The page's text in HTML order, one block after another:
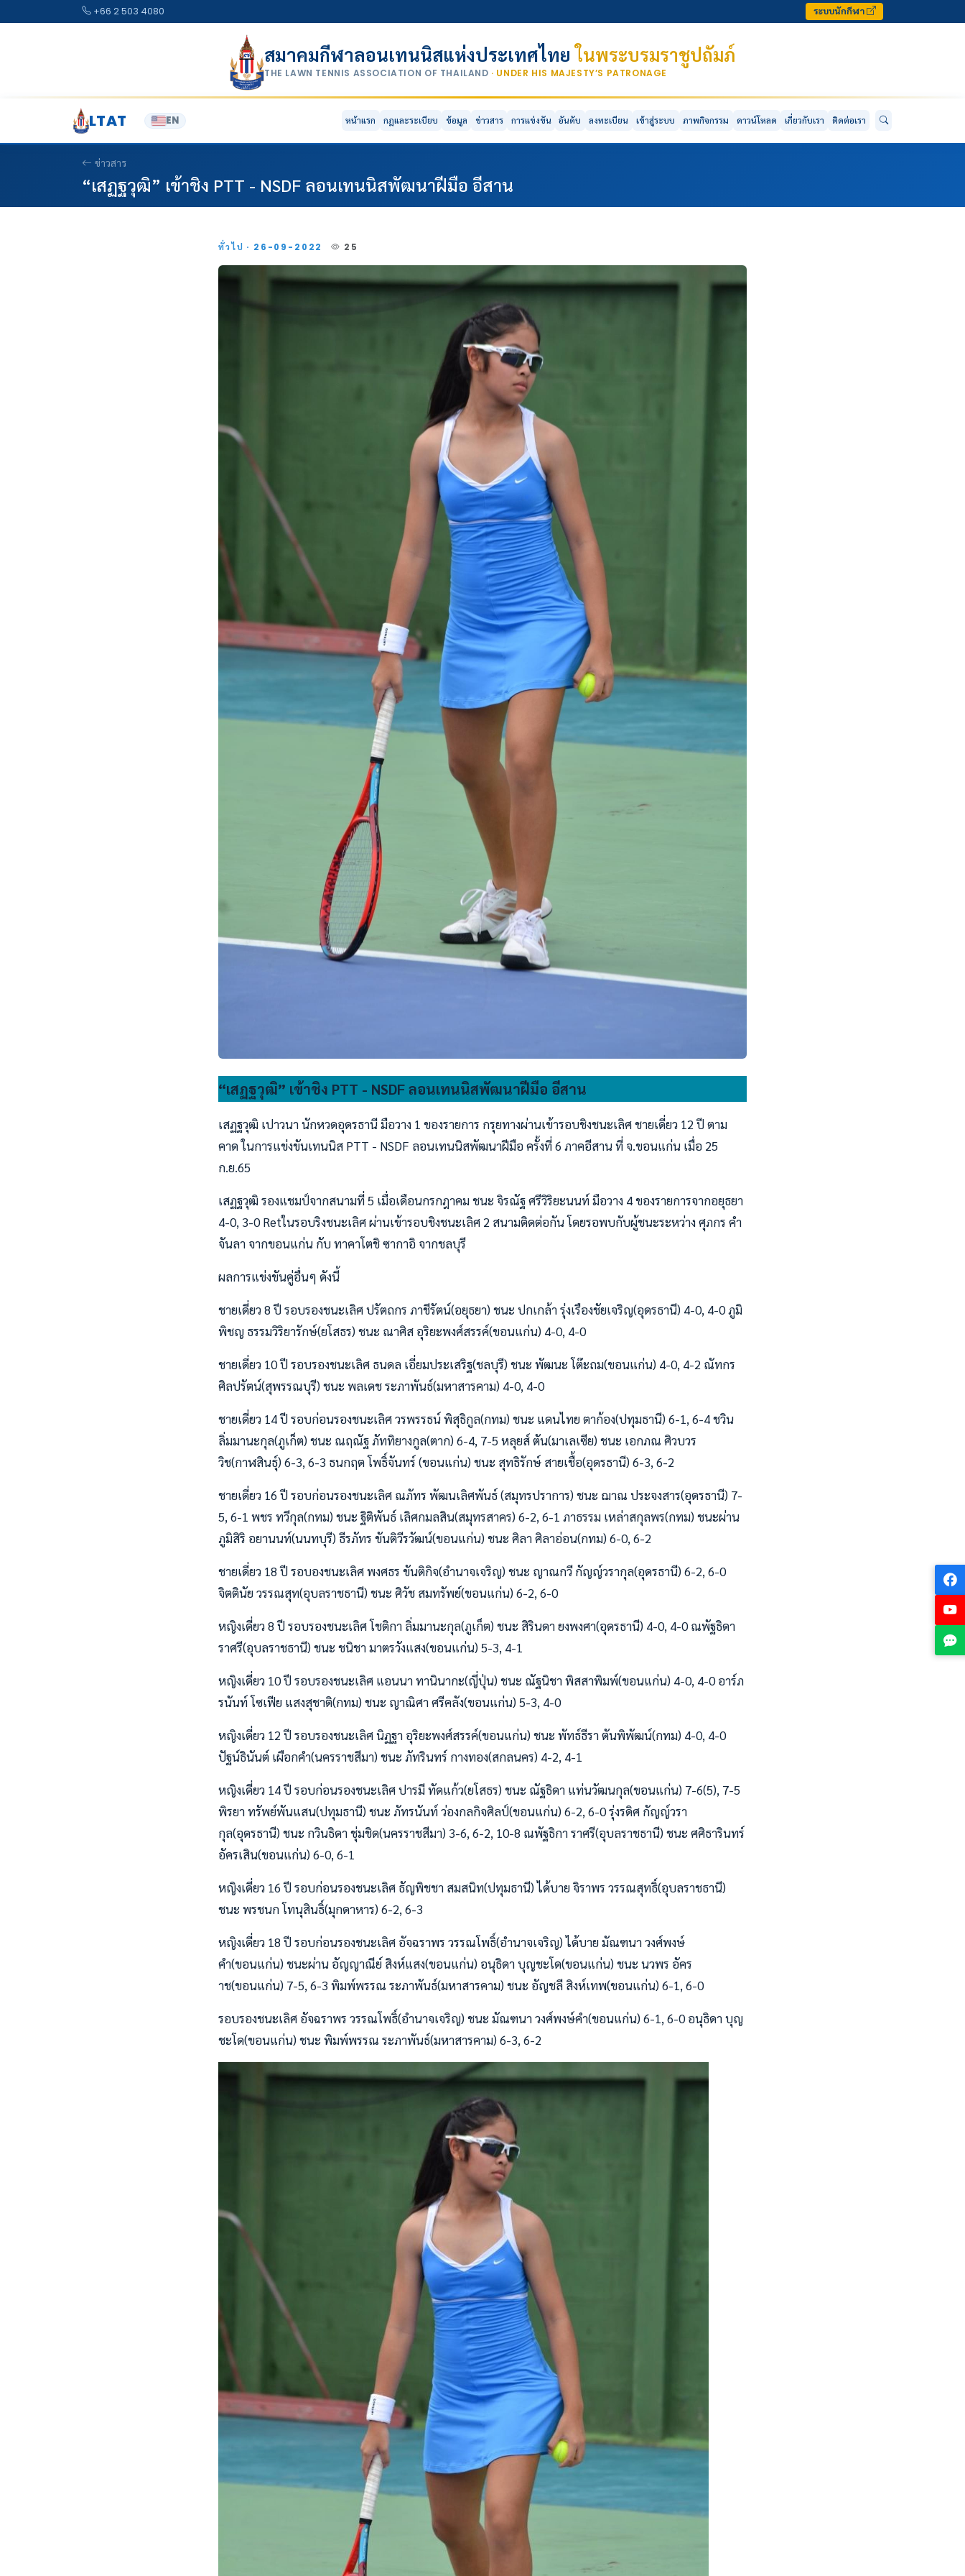
+66 2 503 4080 ระบบนักกีฬา
สมาคมกีฬาลอนเทนนิสแห่งประเทศไทยในพระบรมราชูปถัมภ์
THE LAWN TENNIS ASSOCIATION OF THAILAND · UNDER HIS MAJESTY’S PATRONAGE
LTAT EN หน้าแรก กฎและระเบียบ ข้อมูล ข่าวสาร การแข่งขัน อันดับ ลงทะเบียน เข้าสู่ระบบ ภาพกิจกรรม ดาวน์โหลด เกี่ยวกับเรา ติดต่อเรา
ข่าวสาร
“เสฏฐวุฒิ” เข้าชิง PTT - NSDF ลอนเทนนิสพัฒนาฝีมือ อีสาน
ทั่วไป · 26-09-2022 25
“เสฏฐวุฒิ” เข้าชิง PTT - NSDF ลอนเทนนิสพัฒนาฝีมือ อีสาน
เสฏฐวุฒิ เปาวนา นักหวดอุดรธานี มือวาง 1 ของรายการ กรุยทางผ่านเข้ารอบชิงชนะเลิศ ชายเดี่ยว 12 ปี ตาม
คาด ในการแข่งขันเทนนิส PTT - NSDF ลอนเทนนิสพัฒนาฝีมือ ครั้งที่ 6 ภาคอีสาน ที่ จ.ขอนแก่น เมื่อ 25
ก.ย.65
เสฏฐวุฒิ รองแชมป์จากสนามที่ 5 เมื่อเดือนกรกฎาคม ชนะ จิรณัฐ ศรีวิริยะนนท์ มือวาง 4 ของรายการจากอยุธยา
4-0, 3-0 Retในรอบริงชนะเลิศ ผ่านเข้ารอบชิงชนะเลิศ 2 สนามติดต่อกัน โดยรอพบกับผู้ชนะระหว่าง ศุภกร คำ
จันลา จากขอนแก่น กับ ทาคาโตชิ ซากาอิ จากชลบุรี
ผลการแข่งขันคู่อื่นๆ ดังนี้
ชายเดี่ยว 8 ปี รอบรองชนะเลิศ ปรัตถกร ภาชีรัตน์(อยุธยา) ชนะ ปกเกล้า รุ่งเรืองชัยเจริญ(อุดรธานี) 4-0, 4-0 ภูมิ
พิชญ ธรรมวิริยารักษ์(ยโสธร) ชนะ ณาศิส อุริยะพงศ์สรรค์(ขอนแก่น) 4-0, 4-0
ชายเดี่ยว 10 ปี รอบรองชนะเลิศ ธนดล เอี่ยมประเสริฐ(ชลบุรี) ชนะ พัฒนะ โต๊ะถม(ขอนแก่น) 4-0, 4-2 ณัทกร
ศิลปรัตน์(สุพรรณบุรี) ชนะ พลเดช ระภาพันธ์(มหาสารคาม) 4-0, 4-0
ชายเดี่ยว 14 ปี รอบก่อนรองชนะเลิศ วรพรรธน์ พิสุธิกูล(กทม) ชนะ แดนไทย ตาก้อง(ปทุมธานี) 6-1, 6-4 ชวิน
ลิ่มมานะกุล(ภูเก็ต) ชนะ ณฤณัฐ ภัททิยางกูล(ตาก) 6-4, 7-5 หลุยส์ ตัน(มาเลเซีย) ชนะ เอกภณ ศิวบวร
วิช(กาฬสินธุ์) 6-3, 6-3 ธนกฤต โพธิ์จันทร์ (ขอนแก่น) ชนะ สุทธิรักษ์ สายเชื้อ(อุดรธานี) 6-3, 6-2
ชายเดี่ยว 16 ปี รอบก่อนรองชนะเลิศ ณภัทร พัฒนเลิศพันธ์ (สมุทรปราการ) ชนะ ฌาณ ประจงสาร(อุดรธานี) 7-
5, 6-1 พชร ทวีกุล(กทม) ชนะ ฐิติพันธ์ เลิศกมลสิน(สมุทรสาคร) 6-2, 6-1 ภาธรรม เหล่าสกุลพร(กทม) ชนะผ่าน
ภูมิสิริ อยานนท์(นนทบุรี) ธีรภัทร ขันติวีรวัฒน์(ขอนแก่น) ชนะ ศิลา ศิลาอ่อน(กทม) 6-0, 6-2
ชายเดี่ยว 18 ปี รอบองชนะเลิศ พงศธร ขันติกิจ(อำนาจเจริญ) ชนะ ญาณกวี กัญญ์วรากุล(อุดรธานี) 6-2, 6-0
จิตตินัย วรรณสุท(อุบลราชธานี) ชนะ ศิวัช สมทรัพย์(ขอนแก่น) 6-2, 6-0
หญิงเดี่ยว 8 ปี รอบรองชนะเลิศ โชติกา ลิ่มมานะกุล(ภูเก็ต) ชนะ สิรินดา ยงพงศา(อุดรธานี) 4-0, 4-0 ณพัฐธิดา
ราศรี(อุบลราชธานี) ชนะ ชนิชา มาตรวังแสง(ขอนแก่น) 5-3, 4-1
หญิงเดี่ยว 10 ปี รอบรองชนะเลิศ แอนนา ทานินากะ(ญี่ปุ่น) ชนะ ณัฐนิชา พิสสาพิมพ์(ขอนแก่น) 4-0, 4-0 อาร์ภ
รนันท์ โซเฟีย แสงสุชาติ(กทม) ชนะ ญาณิศา ศรีคลัง(ขอนแก่น) 5-3, 4-0
หญิงเดี่ยว 12 ปี รอบรองชนะเลิศ นิฏฐา อุริยะพงศ์สรรค์(ขอนแก่น) ชนะ พัทธ์ธีรา ตันพิพัฒน์(กทม) 4-0, 4-0
ปัฐน์ธินันต์ เผือกคำ(นครราชสีมา) ชนะ ภัทรินทร์ กางทอง(สกลนคร) 4-2, 4-1
หญิงเดี่ยว 14 ปี รอบก่อนรองชนะเลิศ ปารมี ทัดแก้ว(ยโสธร) ชนะ ณัฐธิดา แท่นวัฒนกุล(ขอนแก่น) 7-6(5), 7-5
พิรยา ทรัพย์พันแสน(ปทุมธานี) ชนะ ภัทรนันท์ ว่องกลกิจศิลป์(ขอนแก่น) 6-2, 6-0 รุ่งรดิศ กัญญ์วรา
กุล(อุดรธานี) ชนะ กวินธิดา ชุ่มชิด(นครราชสีมา) 3-6, 6-2, 10-8 ณพัฐธิกา ราศรี(อุบลราชธานี) ชนะ ศศิธารินทร์
อัครเสิน(ขอนแก่น) 6-0, 6-1
หญิงเดี่ยว 16 ปี รอบก่อนรองชนะเลิศ ธัญพิชชา สมสนิท(ปทุมธานี) ได้บาย จิราพร วรรณสุทธิ์(อุบลราชธานี)
ชนะ พรชนก โทนุสินธิ์(มุกดาหาร) 6-2, 6-3
หญิงเดี่ยว 18 ปี รอบก่อนรองชนะเลิศ อัจฉราพร วรรณโพธิ์(อำนาจเจริญ) ได้บาย มัณฑนา วงศ์พงษ์
คำ(ขอนแก่น) ชนะผ่าน อัญญาณีย์ สิงห์แสง(ขอนแก่น) อนุธิดา บุญชะโด(ขอนแก่น) ชนะ นวพร อัคร
าช(ขอนแก่น) 7-5, 6-3 พิมพ์พรรณ ระภาพันธ์(มหาสารคาม) ชนะ อัญชลี สิงห์เทพ(ขอนแก่น) 6-1, 6-0
รอบรองชนะเลิศ อัจฉราพร วรรณโพธิ์(อำนาจเจริญ) ชนะ มัณฑนา วงศ์พงษ์คำ(ขอนแก่น) 6-1, 6-0 อนุธิดา บุญ
ชะโด(ขอนแก่น) ชนะ พิมพ์พรรณ ระภาพันธ์(มหาสารคาม) 6-3, 6-2